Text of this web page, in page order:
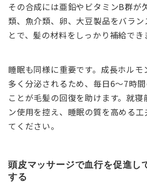
その合成には亜鉛やビタミンB群が
類、魚介類、卵、大豆製品をバラ
とで、髪の材料をしっかり補給でき
睡眠も同様に重要です。成長ホルモ
多く分泌されるため、毎日6〜7時
ことが毛髪の回復を助けます。就寝
ン使用を控え、睡眠の質を高める
てください。
頭皮マッサージで血行を促進し
する